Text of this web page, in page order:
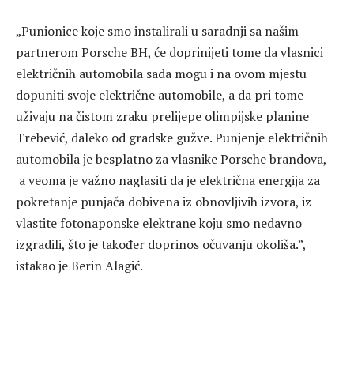
„Punionice koje smo instalirali u saradnji sa našim
partnerom Porsche BH, će doprinijeti tome da vlasnici
električnih automobila sada mogu i na ovom mjestu
dopuniti svoje električne automobile, a da pri tome
uživaju na čistom zraku prelijepe olimpijske planine
Trebević, daleko od gradske gužve. Punjenje električnih
automobila je besplatno za vlasnike Porsche brandova,
a veoma je važno naglasiti da je električna energija za
pokretanje punjača dobivena iz obnovljivih izvora, iz
vlastite fotonaponske elektrane koju smo nedavno
izgradili, što je također doprinos očuvanju okoliša.”,
istakao je Berin Alagić.